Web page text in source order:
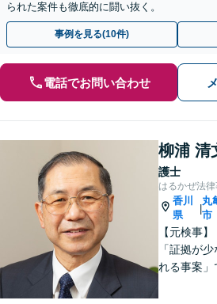
られた案件も徹底的に闘い抜く。
事例を見る(10件)
電話でお問い合わせ
柳浦 清
護士
はるかぜ法
香川
県
|
丸
市
【元検事
「証拠が
れる事案」